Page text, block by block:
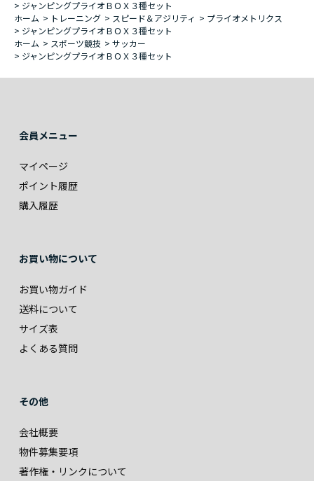
> ジャンピングプライオＢＯＸ３種セット
ホーム > トレーニング > スピード＆アジリティ > プライオメトリクス
> ジャンピングプライオＢＯＸ３種セット
ホーム > スポーツ競技 > サッカー
> ジャンピングプライオＢＯＸ３種セット
会員メニュー
マイページ
ポイント履歴
購入履歴
お買い物について
お買い物ガイド
送料について
サイズ表
よくある質問
その他
会社概要
物件募集要項
著作権・リンクについて